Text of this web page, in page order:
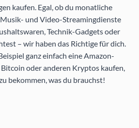
kaufen. Egal, ob du monatliche
und Video-Streamingdienste
Technik-Gadgets oder
– wir haben das Richtige für dich.
ganz einfach eine Amazon-
oder anderen Kryptos kaufen,
bekommen, was du brauchst!